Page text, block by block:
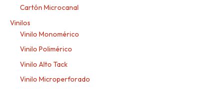
Cartón Microcanal
Vinilos
Vinilo Monomérico
Vinilo Polimérico
Vinilo Alto Tack
Vinilo Microperforado